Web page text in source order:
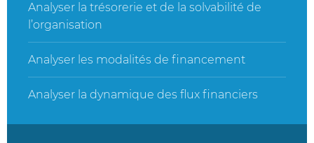
Analyser la trésorerie et de la solvabilité de
l’organisation
Analyser les modalités de financement
Analyser la dynamique des flux financiers